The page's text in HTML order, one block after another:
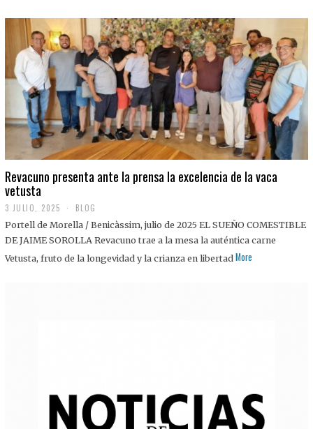
2
5
Revacuno presenta ante la prensa la excelencia de la vaca
vetusta
3 JULIO, 2025
J
U
I
BLOG
Portell de Morella / Benicàssim, julio de 2025 EL SUEÑO COMESTIBLE
DE JAIME SOROLLA Revacuno trae a la mesa la auténtica carne
Vetusta, fruto de la longevidad y la crianza en libertad More